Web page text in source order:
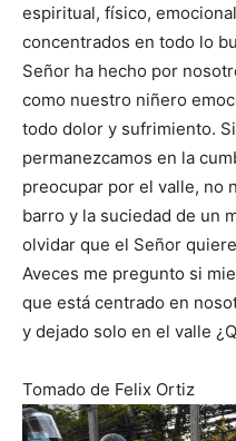
espiritual, físico,
concentrados en todo lo
Señor ha hecho por
como nuestro niñero
todo dolor y sufrimiento.
permanezcamos en la
preocupar por el valle, no
barro y la suciedad de un
olvidar que el Señor
Aveces me pregunto si
que está centrado en
y dejado solo en el valle
Tomado de Felix Ortiz